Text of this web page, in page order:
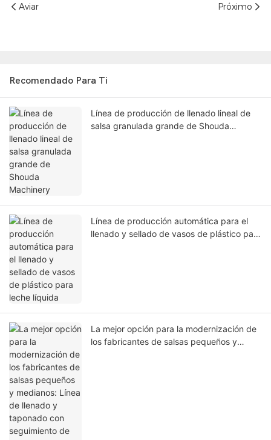
Aviar Próximo
Recomendado Para Ti
Línea de producción de llenado lineal de
salsa granulada grande de Shouda
Línea de producción automática para el
llenado y sellado de vasos de plástico para
La mejor opción para la modernización de
los fabricantes de salsas pequeños y